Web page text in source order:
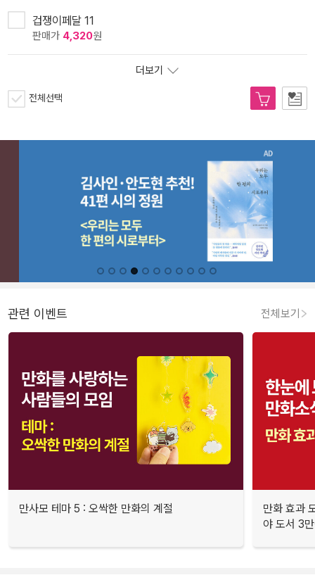
겁쟁이페달 11
판매가 4,320원
더보기
전체선택
관련 이벤트 전체보기
만사모 테마 5 : 오싹한 만화의 계절
만화 효과
야 도서 3